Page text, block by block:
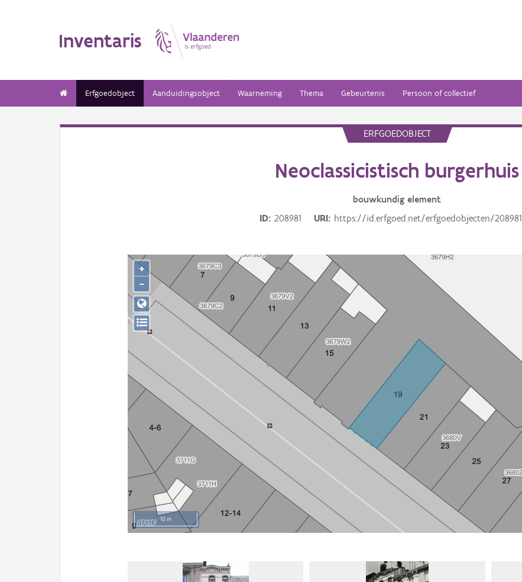
Inventaris
Erfgoedobject Aanduidingsobject Waarneming Thema Gebeurtenis Persoon of collectief
ERFGOEDOBJECT
Neoclassicistisch burgerhuis
bouwkundig element
ID
208981 URI https://id.erfgoed.net/erfgoedobjecten/208981
10 m
+
−